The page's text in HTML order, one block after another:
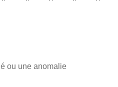
ou une anomalie